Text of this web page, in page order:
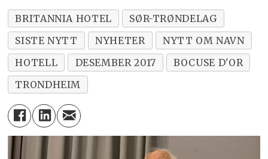
BRITANNIA HOTEL
SØR-TRØNDELAG
SISTE NYTT
NYHETER
NYTT OM NAVN
HOTELL
DESEMBER 2017
BOCUSE D'OR
TRONDHEIM